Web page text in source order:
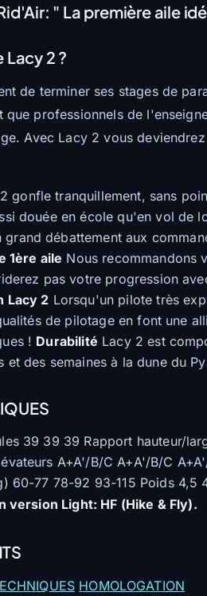
" La première aile
2 ?
de terminer ses stages de
que professionnels de
Avec Lacy 2 vous
gonfle tranquillement, sans
douée en école qu'en vol de
débattement aux
1ère aile Nous recommandons
pas votre progression
Lacy 2 Lorsqu'un pilote très
de pilotage en font une
! Durabilité Lacy 2 est
et des semaines à la dune du
39 39 39 Rapport hauteur/
A+A'/B/C A+A'/B/C
60-77 78-92 93-115 Poids 4,5
version Light: HF (Hike & Fly).
HOMOLOGATION